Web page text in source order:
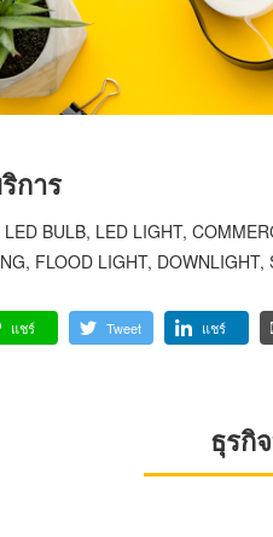
การ
BULB, LED LIGHT,
FLOOD LIGHT,
แชร์ Tweet แชร์
ธุรกิ